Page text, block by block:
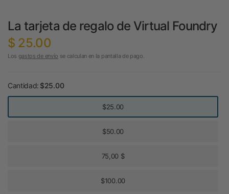
La tarjeta de regalo de Virtual Foundry
$ 25.00
Los gastos de envío se calculan en la pantalla de pago.
Cantidad: $25.00
$25.00
$50.00
75,00 $
$100.00